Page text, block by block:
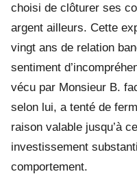
choisi de clôturer ses
argent ailleurs. Cette
vingt ans de relation
sentiment
vécu par Monsieur B.
selon lui, a tenté de
raison valable jusqu’à
investissement
comportement.